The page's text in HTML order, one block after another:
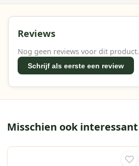
Reviews
Nog geen reviews voor dit product.
Schrijf als eerste een review
Misschien ook interessant